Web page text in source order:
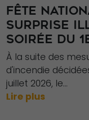
FÊTE
SURPRISE
SOIRÉE DU
À la suite des
d'incendie
juillet 2026, le...
Lire plus